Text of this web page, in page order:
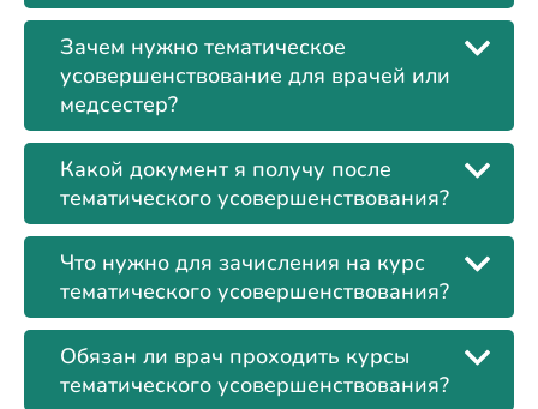
Зачем нужно тематическое
усовершенствование для врачей или
медсестер?
Какой документ я получу после
тематического усовершенствования?
Что нужно для зачисления на курс
тематического усовершенствования?
Обязан ли врач проходить курсы
тематического усовершенствования?